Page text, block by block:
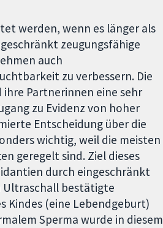
werden, wenn es länger als
zeugungsfähige
auch
zu verbessern. Die
Partnerinnen eine sehr
zu Evidenz von hoher
Entscheidung über die
wichtig, weil die meisten
geregelt sind. Ziel dieses
durch eingeschränkt
Ultraschall bestätigte
Kindes (eine Lebendgeburt)
Sperma wurde in diesem